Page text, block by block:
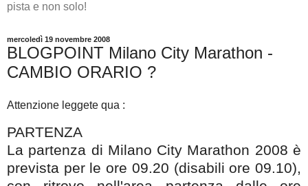
pista e non solo!
mercoledì 19 novembre 2008
BLOGPOINT Milano City Marathon -
CAMBIO ORARIO ?
Attenzione leggete qua :
PARTENZA
La partenza di Milano City Marathon 2008 è
prevista per le ore 09.20 (disabili ore 09.10),